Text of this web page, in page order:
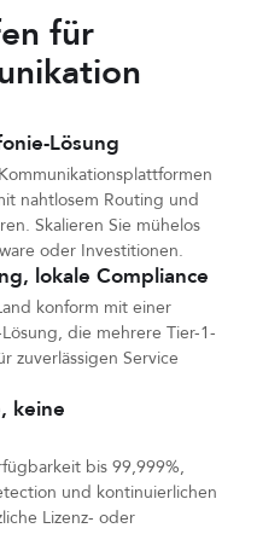
für
Lösung
nahtlosem Routing und
Skalieren Sie mühelos
oder Investitionen.
lokale Compliance
konform mit einer
die mehrere Tier-1-
zuverlässigen Service
keine
bis 99,999%,
und kontinuierlichen
Lizenz- oder